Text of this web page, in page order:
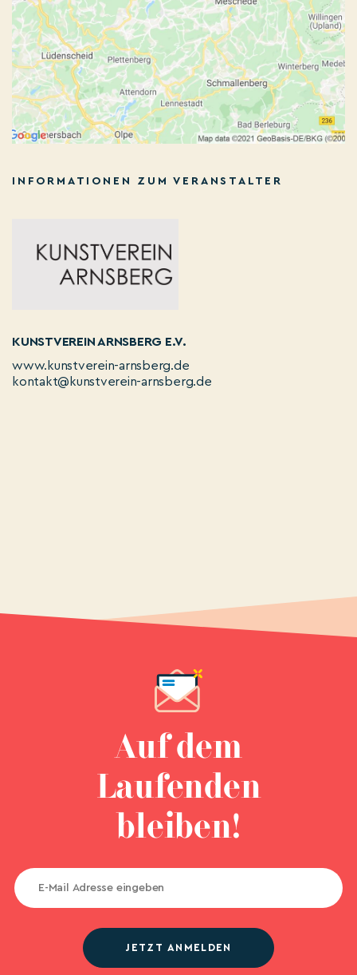
INFORMATIONEN ZUM VERANSTALTER
KUNSTVEREIN ARNSBERG E.V.
www.kunstverein-arnsberg.de
kontakt@kunstverein-arnsberg.de
Auf dem
Laufenden
bleiben!
JETZT ANMELDEN